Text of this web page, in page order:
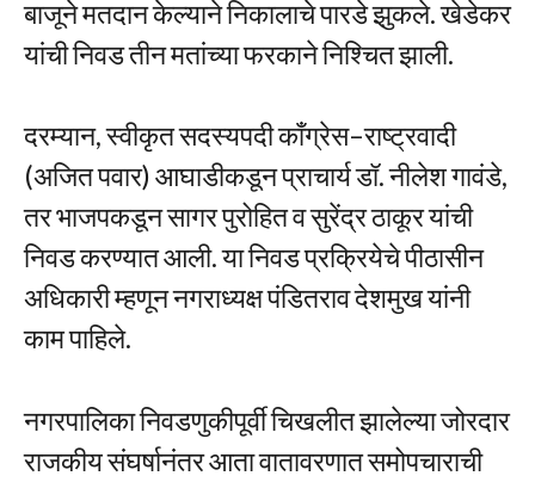
बाजूने मतदान केल्याने निकालाचे पारडे झुकले. खेडेकर
यांची निवड तीन मतांच्या फरकाने निश्चित झाली.
दरम्यान, स्वीकृत सदस्यपदी काँग्रेस–राष्ट्रवादी
(अजित पवार) आघाडीकडून प्राचार्य डॉ. नीलेश गावंडे,
तर भाजपकडून सागर पुरोहित व सुरेंद्र ठाकूर यांची
निवड करण्यात आली. या निवड प्रक्रियेचे पीठासीन
अधिकारी म्हणून नगराध्यक्ष पंडितराव देशमुख यांनी
काम पाहिले.
नगरपालिका निवडणुकीपूर्वी चिखलीत झालेल्या जोरदार
राजकीय संघर्षानंतर आता वातावरणात समोपचाराची